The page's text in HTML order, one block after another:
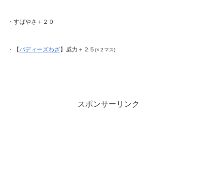
・すばやさ＋２０
・【バディーズわざ】威力＋２５ (×２マス)
スポンサーリンク